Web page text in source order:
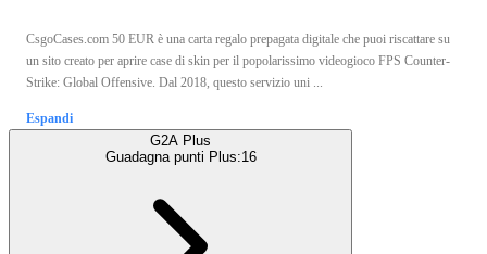
CsgoCases.com 50 EUR è una carta regalo prepagata digitale che puoi riscattare su
un sito creato per aprire case di skin per il popolarissimo videogioco FPS Counter-
Strike: Global Offensive. Dal 2018, questo servizio uni ...
Espandi
G2A Plus
Guadagna punti Plus:16